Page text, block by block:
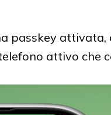
passkey attivata,
attivo che